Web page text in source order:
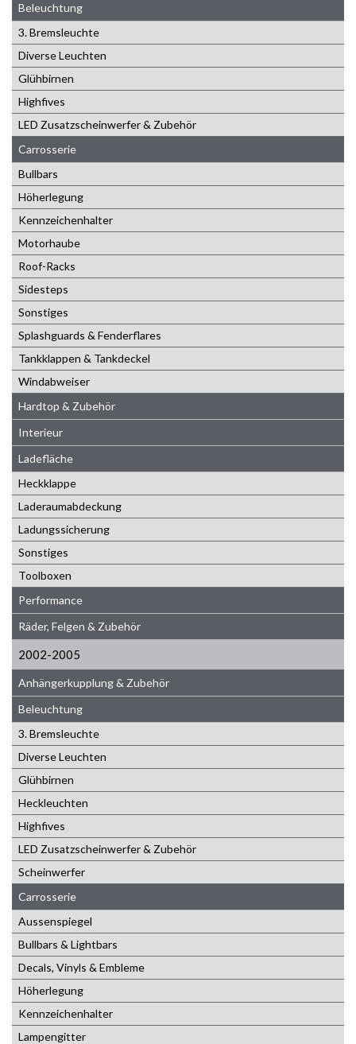
Beleuchtung
3. Bremsleuchte
Diverse Leuchten
Glühbirnen
Highfives
LED Zusatzscheinwerfer & Zubehör
Carrosserie
Bullbars
Höherlegung
Kennzeichenhalter
Motorhaube
Roof-Racks
Sidesteps
Sonstiges
Splashguards & Fenderflares
Tankklappen & Tankdeckel
Windabweiser
Hardtop & Zubehör
Interieur
Ladefläche
Heckklappe
Laderaumabdeckung
Ladungssicherung
Sonstiges
Toolboxen
Performance
Räder, Felgen & Zubehör
2002-2005
Anhängerkupplung & Zubehör
Beleuchtung
3. Bremsleuchte
Diverse Leuchten
Glühbirnen
Heckleuchten
Highfives
LED Zusatzscheinwerfer & Zubehör
Scheinwerfer
Carrosserie
Aussenspiegel
Bullbars & Lightbars
Decals, Vinyls & Embleme
Höherlegung
Kennzeichenhalter
Lampengitter